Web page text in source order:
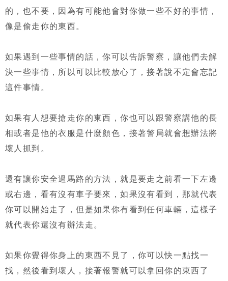
的，也不要，因為有可能他會對你做一些不好的事情，
像是偷走你的東西。
如果遇到一些事情的話，你可以告訴警察，讓他們去解
決一些事情，所以可以比較放心了，接著說不定會忘記
這件事情。
如果有人想要搶走你的東西，你也可以跟警察講他的長
相或者是他的衣服是什麼顏色，接著警局就會想辦法將
壞人抓到。
還有讓你安全過馬路的方法，就是要走之前看一下左邊
或右邊，看有沒有車子要來，如果沒有看到，那就代表
你可以開始走了，但是如果你有看到任何車輛，這樣子
就代表你還沒有辦法走。
如果你覺得你身上的東西不見了，你可以快一點找一
找，然後看到壞人，接著報警就可以拿回你的東西了